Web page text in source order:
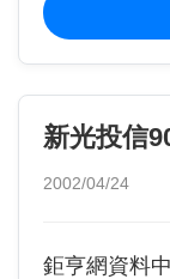
新光投信
2002/04/24
鉅亨網資料